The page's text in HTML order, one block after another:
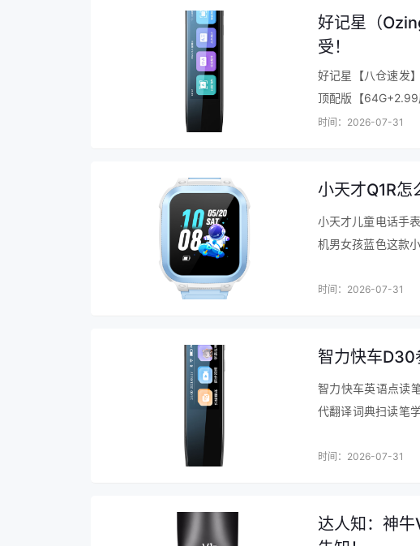
环，双净化 面板质感无敌 抽屉抽拉很方便很 耐脏
光SPA养鲜，还有干湿调节空间，噪音低，服务也
好记星（
受！
好记星【八仓速发
顶配版【
也很到位。这款英
时间：2026-07-31
小天才Q1R怎
小天才儿童电话手
机男女孩蓝色这款
GP…
时间：2026-07-31
智力快车D30
智力快车英语点读
代翻译词典扫读笔
成的语音…
时间：2026-07-31
达人知：神